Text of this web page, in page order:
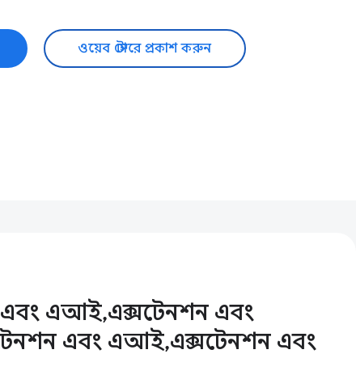
ওয়েব স্টোরে প্রকাশ করুন
এআই,এক্সটেনশন এবং
এবং এআই,এক্সটেনশন এবং